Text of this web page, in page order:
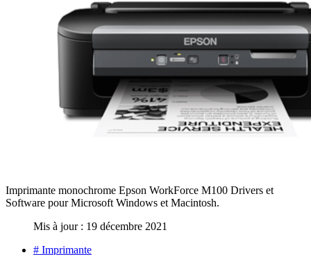
Imprimante monochrome Epson WorkForce M100 Drivers et
Software pour Microsoft Windows et Macintosh.
Mis à jour : 19 décembre 2021
# Imprimante